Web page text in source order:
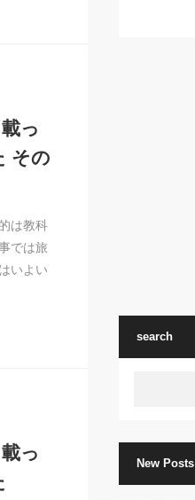
っ
その
は教科
では旅
いよい
っ
search
New Posts